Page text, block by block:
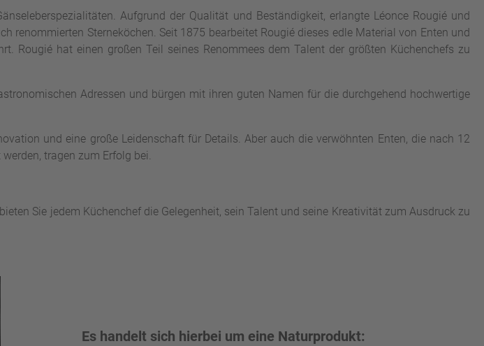
Aufgrund der Qualität und Beständigkeit, erlangte Léonce Rougié und
renommierten Sterneköchen. Seit 1875 bearbeitet Rougié dieses edle Material von Enten und
Rougié hat einen großen Teil seines Renommees dem Talent der größten Küchenchefs zu
Adressen und bürgen mit ihren guten Namen für die durchgehend hochwertige
und eine große Leidenschaft für Details. Aber auch die verwöhnten Enten, die nach 12
tragen zum Erfolg bei.
Sie jedem Küchenchef die Gelegenheit, sein Talent und seine Kreativität zum Ausdruck zu
Es handelt sich hierbei um eine Naturprodukt: